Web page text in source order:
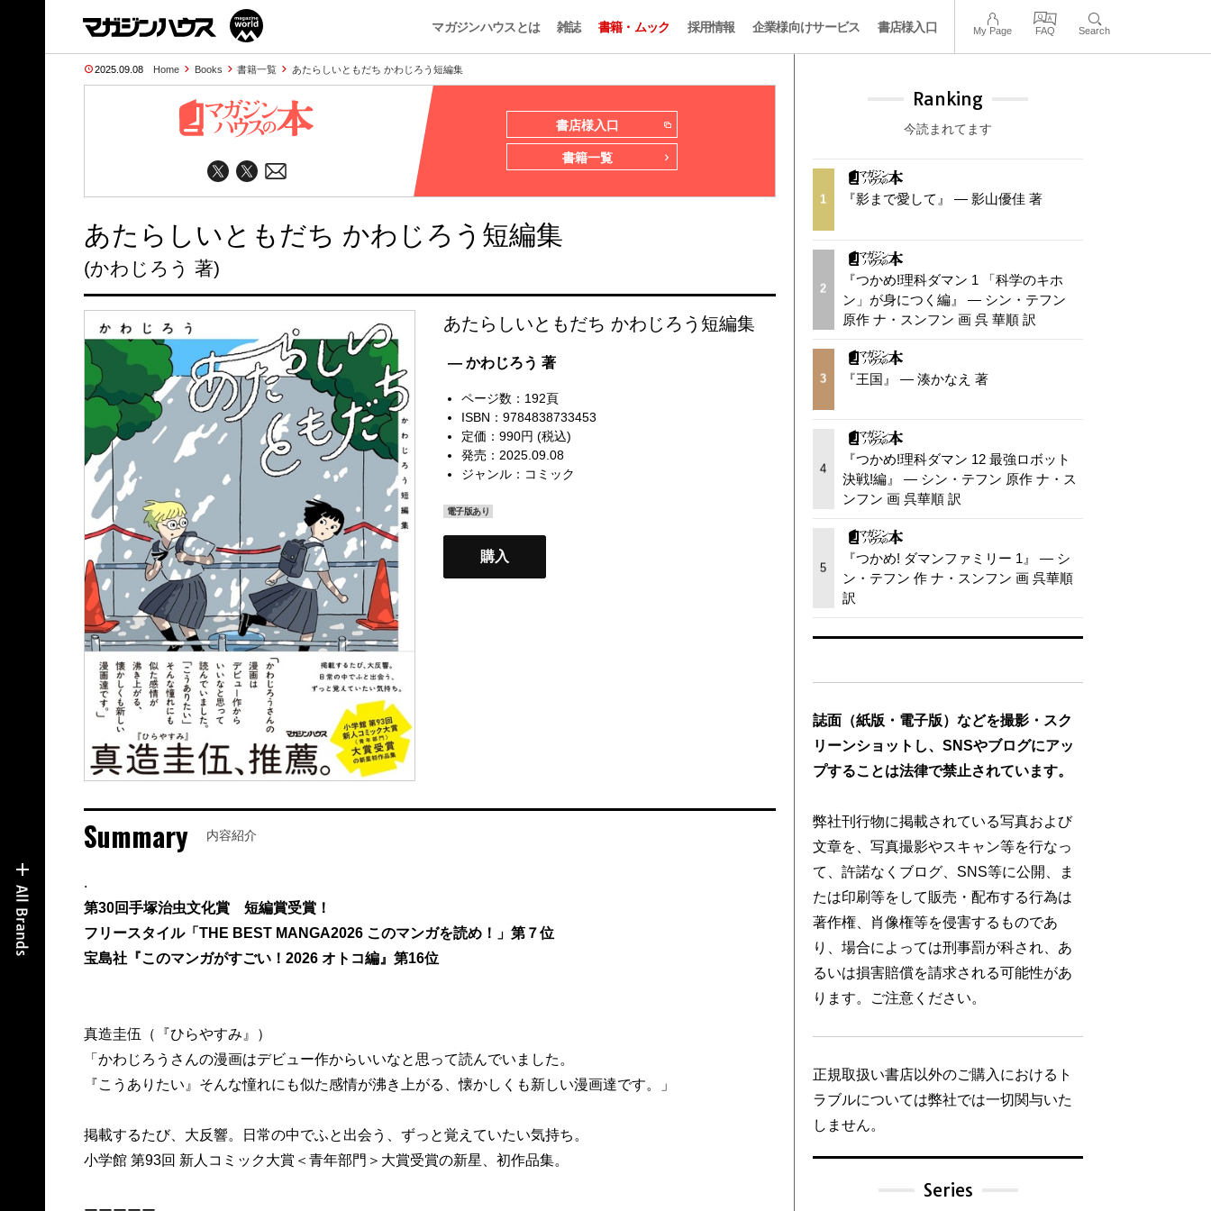
マガジンハウスとは 雑誌 書籍・ムック 採用情報 企業様向けサービス 書店様入口 My Page FAQ Search
2025.09.08 Home Books 書籍一覧 あたらしいともだち かわじろう短編集
書店様入口
書籍一覧
あたらしいともだち かわじろう短編集
(かわじろう 著)
あたらしいともだち かわじろう短編集
— かわじろう 著
ページ数：192頁
ISBN：9784838733453
定価：990円 (税込)
発売：2025.09.08
ジャンル： コミック
電子版あり
購入
Summary 内容紹介
.
第30回手塚治虫文化賞 短編賞受賞！
フリースタイル「THE BEST MANGA2026 このマンガを読め！」第７位
宝島社『このマンガがすごい！2026 オトコ編』第16位
真造圭伍（『ひらやすみ』）
「かわじろうさんの漫画はデビュー作からいいなと思って読んでいました。
『こうありたい』そんな憧れにも似た感情が沸き上がる、懐かしくも新しい漫画達です。」
掲載するたび、大反響。日常の中でふと出会う、ずっと覚えていたい気持ち。
小学館 第93回 新人コミック大賞＜青年部門＞大賞受賞の新星、初作品集。
Ranking
今読まれてます
1 『影まで愛して』 — 影山優佳 著
2
『つかめ!理科ダマン 1 「科学のキホ
ン」が身につく編』 — シン・テフン
原作 ナ・スンフン 画 呉 華順 訳
3 『王国』 — 湊かなえ 著
4
『つかめ!理科ダマン 12 最強ロボット
決戦!編』 — シン・テフン 原作 ナ・ス
ンフン 画 呉華順 訳
5
『つかめ! ダマンファミリー 1』 — シ
ン・テフン 作 ナ・スンフン 画 呉華順
訳
誌面（紙版・電子版）などを撮影・スク
リーンショットし、SNSやブログにアッ
プすることは法律で禁止されています。
弊社刊行物に掲載されている写真および
文章を、写真撮影やスキャン等を行なっ
て、許諾なくブログ、SNS等に公開、ま
たは印刷等をして販売・配布する行為は
著作権、肖像権等を侵害するものであ
り、場合によっては刑事罰が科され、あ
るいは損害賠償を請求される可能性があ
ります。ご注意ください。
正規取扱い書店以外のご購入におけるト
ラブルについては弊社では一切関与いた
しません。
Series